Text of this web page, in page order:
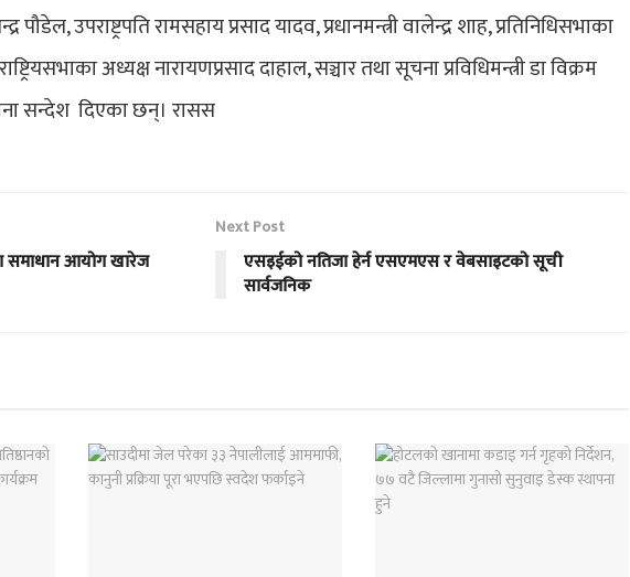
पौडेल, उपराष्ट्रपति रामसहाय प्रसाद यादव, प्रधानमन्त्री वालेन्द्र शाह, प्रतिनिधिसभाका
अध्यक्ष नारायणप्रसाद दाहाल, सञ्चार तथा सूचना प्रविधिमन्त्री डा विक्रम
सन्देश दिएका छन्। रासस
समाधान आयोग खारेज
Next Post
एसइईको नतिजा हेर्न एसएमएस र वेबसाइटको सूची
सार्वजनिक